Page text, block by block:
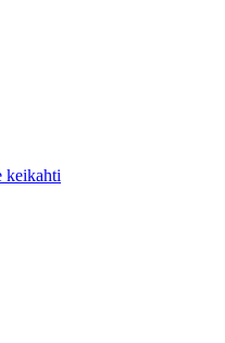
keikahti